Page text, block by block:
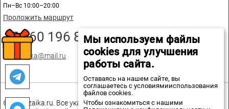
Пн–Вс 10:00–20:00
Проложить маршрут
+7 960 196 89 20
spmozaika@mail.ru
© spmozaika.ru. Все указанные на сайте цены не являются
Мы используем файлы
cookies для улучшения
работы сайта.
Оставаясь на нашем сайте, вы
соглашаетесь с условиямииспользования
файлов cookies.
Чтобы ознакомиться с нашими